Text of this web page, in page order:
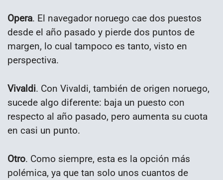
Opera. El navegador noruego cae dos puestos
desde el año pasado y pierde dos puntos de
margen, lo cual tampoco es tanto, visto en
perspectiva.
Vivaldi. Con Vivaldi, también de origen noruego,
sucede algo diferente: baja un puesto con
respecto al año pasado, pero aumenta su cuota
en casi un punto.
Otro. Como siempre, esta es la opción más
polémica, ya que tan solo unos cuantos de